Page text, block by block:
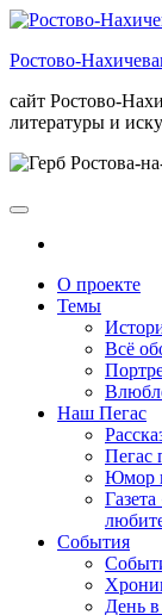
Skip
the
Ростово-
сайт Ростово-
литературы и
О проекте
Темы
Всё
Наш Пегас
Пегас
Юмор
События
День